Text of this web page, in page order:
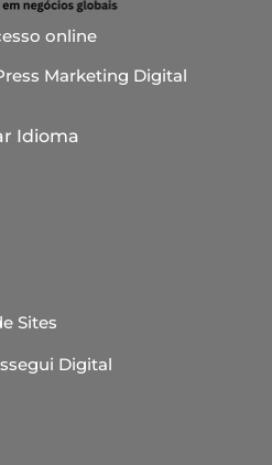
online
Marketing Digital
Idioma
Sites
Digital